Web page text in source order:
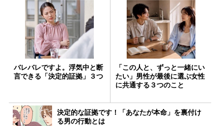
バレバレですよ。浮気中と断
言できる「決定的証拠」３つ
「この人と、ずっと一緒にい
たい」男性が最後に選ぶ女性
に共通する３つのこと
決定的な証拠です！「あなたが本命」を裏付け
る男の行動とは